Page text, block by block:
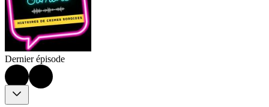
Dernier épisode